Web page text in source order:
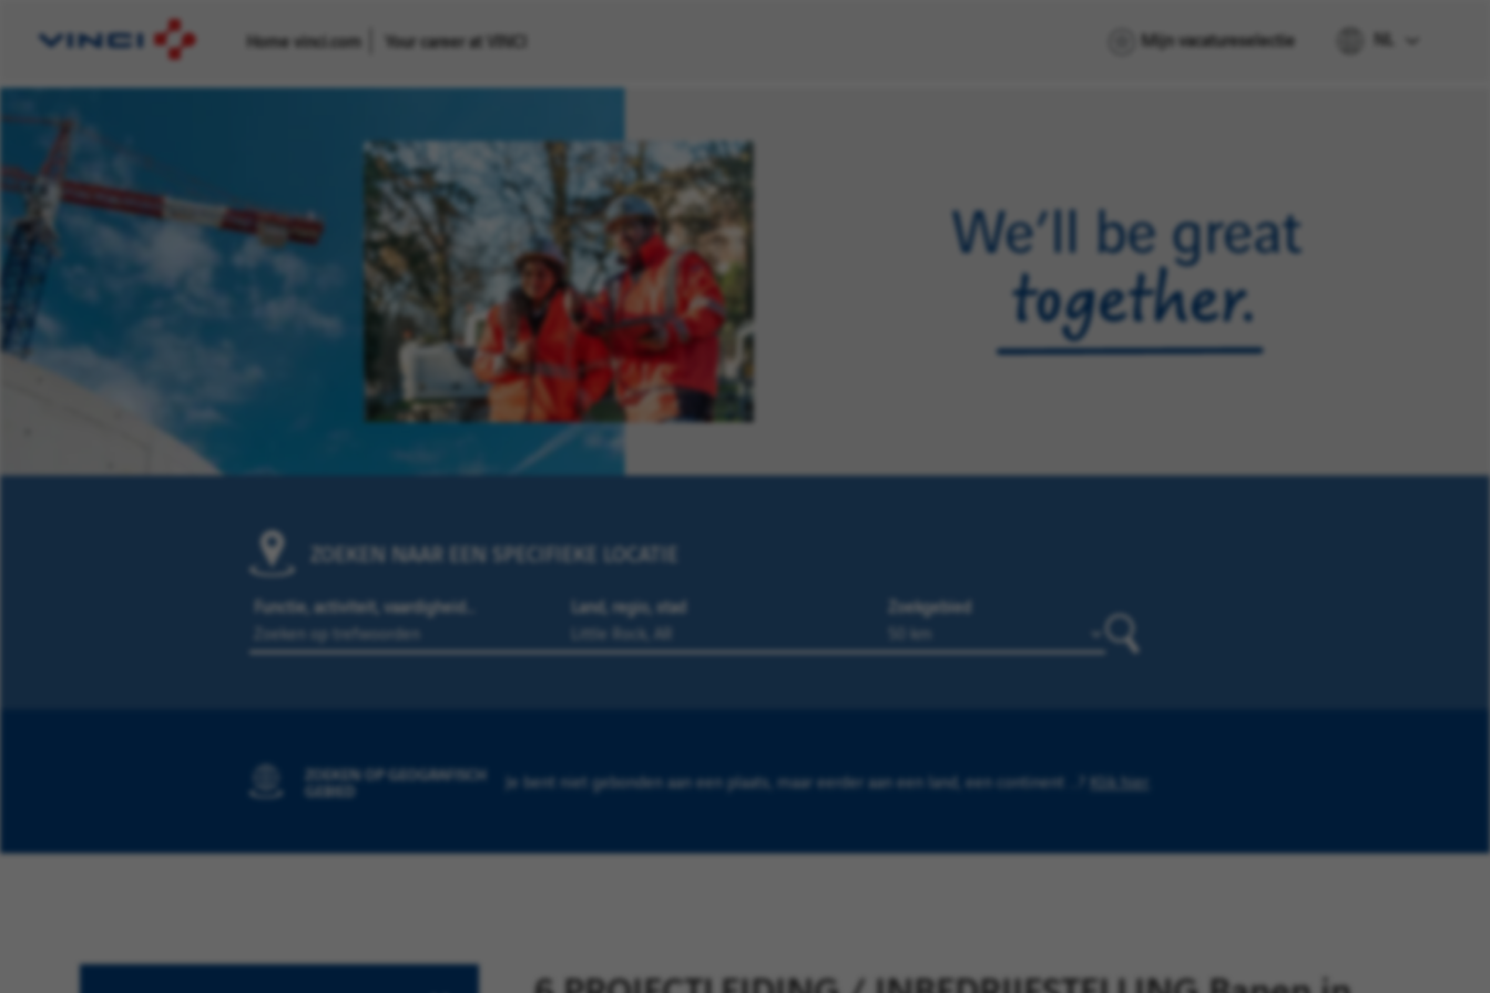
Home vinci.com Your career at VINCI Mijn vacatureselectie NL
ZOEKEN NAAR EEN SPECIFIEKE LOCATIE
Functie, activiteit, vaardigheid… Land, regio, stad Zoekgebied
ZOEKEN OP GEOGRAFISCH
GEBIED Je bent niet gebonden aan een plaats, maar eerder aan een land, een continent ...? Klik hier